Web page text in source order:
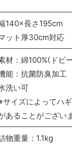
140×長さ195cm
ット厚30cm対応
材：綿100%(ドビ
能：抗菌防臭加工
洗い可
サイズによってハ
あることがござい
物重量：1.1kg